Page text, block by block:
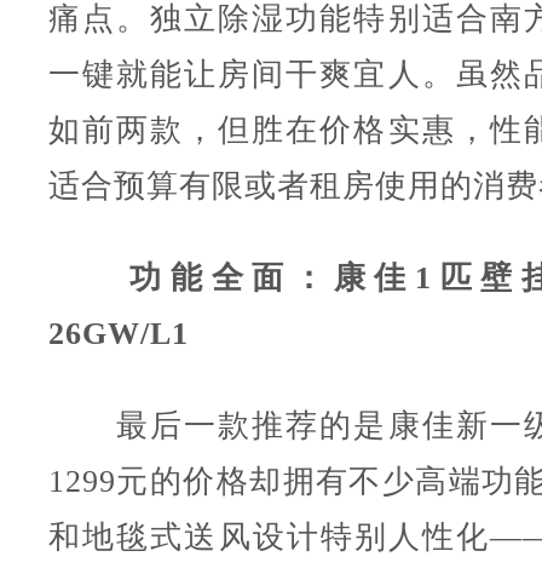
痛点。独立除湿功能特别适合南
一键就能让房间干爽宜人。虽然
如前两款，但胜在价格实惠，性
适合预算有限或者租房使用的消
功能全面：康佳1匹壁
26GW/L1
最后一款推荐的是康佳新一
1299元的价格却拥有不少高端功
和地毯式送风设计特别人性化